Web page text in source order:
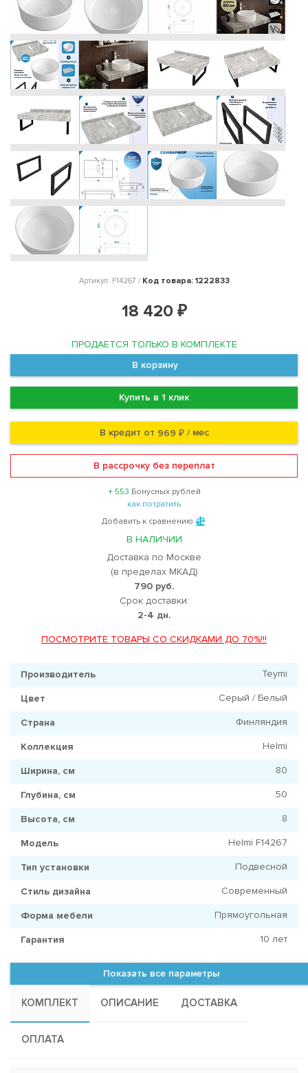
Артикул: F14267 / Код товара: 1222833
18 420 ₽
ПРОДАЕТСЯ ТОЛЬКО В КОМПЛЕКТЕ
В корзину
Купить в 1 клик
В кредит от 969 ₽/ мес
В рассрочку без переплат
+ 553 Бонусных рублей
как потратить
Добавить к сравнению
В НАЛИЧИИ
Доставка по Москве
(в пределах МКАД)
790 руб.
Срок доставки:
2-4 дн.
ПОСМОТРИТЕ ТОВАРЫ СО СКИДКАМИ ДО 70%!!!
Производитель Teymi
Цвет Серый / Белый
Страна Финляндия
Коллекция Helmi
Ширина, см 80
Глубина, см 50
Высота, см 8
Модель Helmi F14267
Тип установки Подвесной
Стиль дизайна Современный
Форма мебели Прямоугольная
Гарантия 10 лет
Показать все параметры
КОМПЛЕКТ ОПИСАНИЕ ДОСТАВКА
ОПЛАТА